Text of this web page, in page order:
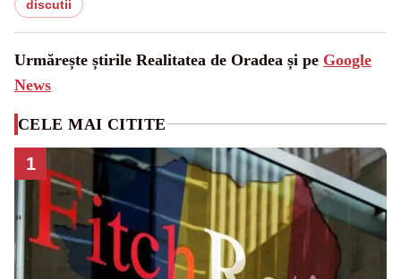
discutii
Urmărește știrile Realitatea de Oradea și pe Google
News
CELE MAI CITITE
1